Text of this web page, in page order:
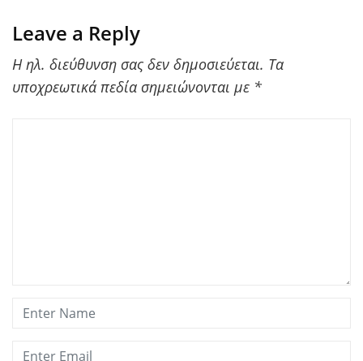
Leave a Reply
Η ηλ. διεύθυνση σας δεν δημοσιεύεται. Τα
υποχρεωτικά πεδία σημειώνονται με *